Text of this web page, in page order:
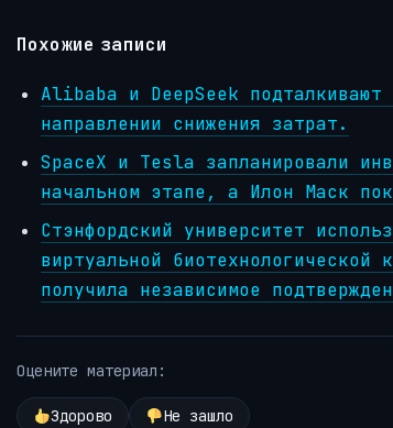
Похожие записи
Alibaba и DeepSeek
направлении снижения затрат.
SpaceX и Tesla запланировали
начальном этапе, а Илон Маск
Стэнфордский университет
виртуальной
получила независимое
Оцените материал:
Здорово Не зашло